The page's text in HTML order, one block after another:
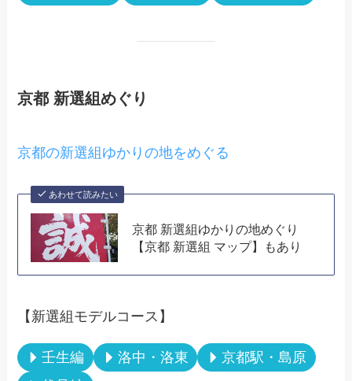
京都 新選組めぐり
京都の新選組ゆかりの地をめぐる
あわせて読みたい
京都 新選組ゆかりの地めぐり
【京都 新選組 マップ】もあり
【新選組モデルコース】
壬生編 洛中・洛東
京都駅・島原